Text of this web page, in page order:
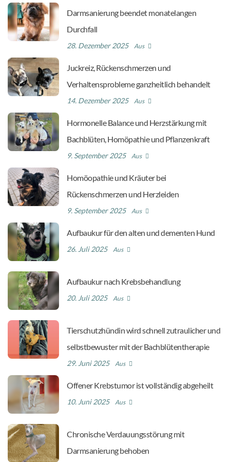
Darmsanierung beendet monatelangen
Durchfall
28. Dezember 2025 Aus
Juckreiz, Rückenschmerzen und
Verhaltensprobleme ganzheitlich behandelt
14. Dezember 2025 Aus
Hormonelle Balance und Herzstärkung mit
Bachblüten, Homöpathie und Pflanzenkraft
9. September 2025 Aus
Homöopathie und Kräuter bei
Rückenschmerzen und Herzleiden
9. September 2025 Aus
Aufbaukur für den alten und dementen Hund
26. Juli 2025 Aus
Aufbaukur nach Krebsbehandlung
20. Juli 2025 Aus
Tierschutzhündin wird schnell zutraulicher und
selbstbewuster mit der Bachblütentherapie
29. Juni 2025 Aus
Offener Krebstumor ist vollständig abgeheilt
10. Juni 2025 Aus
Chronische Verdauungsstörung mit
Darmsanierung behoben